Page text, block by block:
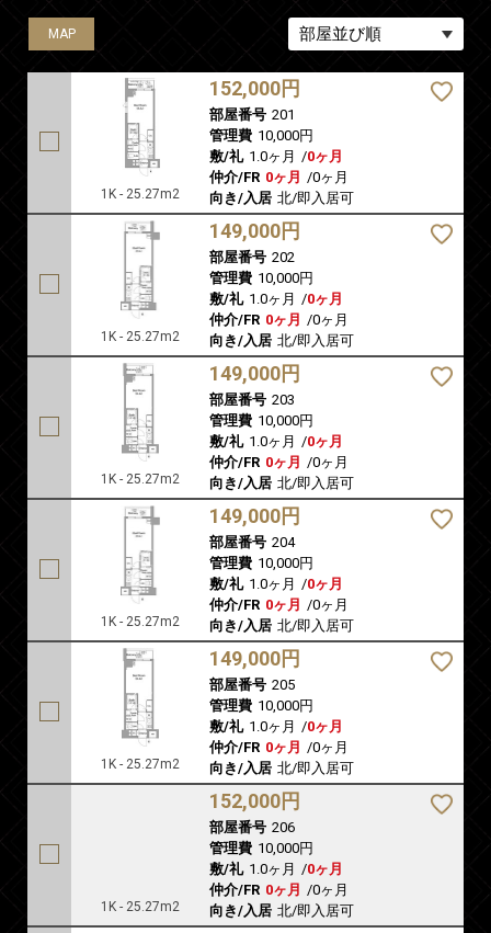
MAP
1K - 25.27m2
152,000円
部屋番号 201
管理費 10,000円
敷/礼 1.0ヶ月 /0ヶ月
仲介/FR 0ヶ月 /0ヶ月
向き/入居 北/即入居可
MAP
1K - 25.27m2
149,000円
部屋番号 202
管理費 10,000円
敷/礼 1.0ヶ月 /0ヶ月
仲介/FR 0ヶ月 /0ヶ月
向き/入居 北/即入居可
MAP
1K - 25.27m2
149,000円
部屋番号 203
管理費 10,000円
敷/礼 1.0ヶ月 /0ヶ月
仲介/FR 0ヶ月 /0ヶ月
向き/入居 北/即入居可
MAP
1K - 25.27m2
149,000円
部屋番号 204
管理費 10,000円
敷/礼 1.0ヶ月 /0ヶ月
仲介/FR 0ヶ月 /0ヶ月
向き/入居 北/即入居可
MAP
1K - 25.27m2
149,000円
部屋番号 205
管理費 10,000円
敷/礼 1.0ヶ月 /0ヶ月
仲介/FR 0ヶ月 /0ヶ月
向き/入居 北/即入居可
MAP
1K - 25.27m2
152,000円
部屋番号 206
管理費 10,000円
敷/礼 1.0ヶ月 /0ヶ月
仲介/FR 0ヶ月 /0ヶ月
向き/入居 北/即入居可
MAP
MAP
MAP
MAP
MAP
MAP
MAP
MAP
MAP
MAP
MAP
MAP
MAP
MAP
MAP
MAP